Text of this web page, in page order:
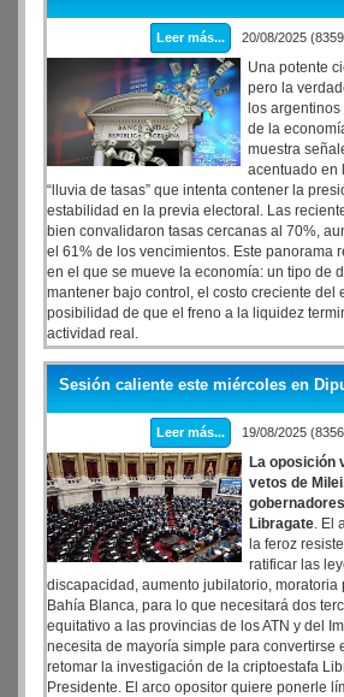
los jubilados, uno de los sectores más
crisis. En nombre del “equilibrio fiscal”, el
rumbo que posterga cualquier
pensiones, incluso después de meses en
pulverizados frente a la suba de precios.
Leer más... 20/08/2025
Una potente
pero la
los
de la
muestra
acentuado en
“lluvia de tasas” que intenta contener la
estabilidad en la previa electoral. Las
bien convalidaron tasas cercanas al 70%,
el 61% de los vencimientos. Este panorama
en el que se mueve la economía: un tipo de
mantener bajo control, el costo creciente del
posibilidad de que el freno a la liquidez
actividad real.
Sesión caliente este miércoles en
Leer más... 19/08/2025
La oposición
vetos de
Libragate. El
la feroz
ratificar las
discapacidad, aumento jubilatorio,
Bahía Blanca, para lo que necesitará dos
equitativo a las provincias de los ATN y del
necesita de mayoría simple para convertirse
retomar la investigación de la criptoestafa
Presidente. El arco opositor quiere ponerle